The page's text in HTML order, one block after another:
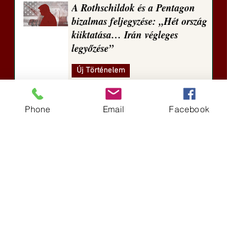
A Rothschildok és a Pentagon
bizalmas feljegyzése: „Hét ország
kiiktatása… Irán végleges
legyőzése”
Új Történelem
Phone Email Facebook